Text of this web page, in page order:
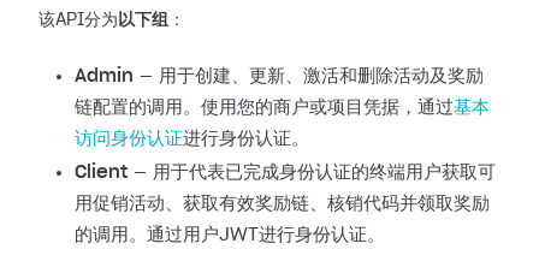
该API分为以下组 ：
Admin — 用于创建、更新、激活和删除活动及奖励
链配置的调用。使用您的商户或项目凭据，通过基本
访问身份认证进行身份认证。
Client — 用于代表已完成身份认证的终端用户获取可
用促销活动、获取有效奖励链、核销代码并领取奖励
的调用。通过用户JWT进行身份认证。